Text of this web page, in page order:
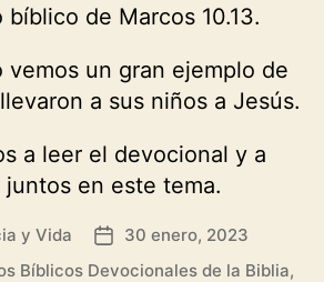
de Marcos 10.13.
vemos un gran ejemplo de
a sus niños a Jesús.
a leer el devocional y a
juntos en este tema.
y Vida
Fecha30 enero, 2023
Bíblicos Devocionales de la Biblia,